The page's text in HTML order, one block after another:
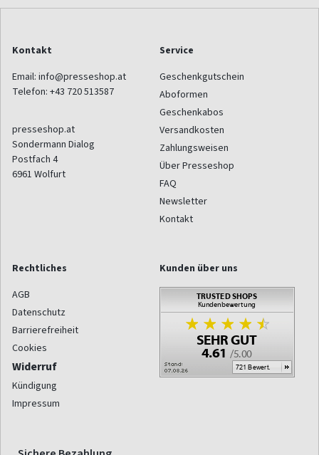
Kontakt
Email: info@presseshop.at
Telefon: +43 720 513587
presseshop.at
Sondermann Dialog
Postfach 4
6961 Wolfurt
Service
Geschenkgutschein
Aboformen
Geschenkabos
Versandkosten
Zahlungsweisen
Über Presseshop
FAQ
Newsletter
Kontakt
Rechtliches
AGB
Datenschutz
Barrierefreiheit
Cookies
Widerruf
Kündigung
Impressum
Kunden über uns